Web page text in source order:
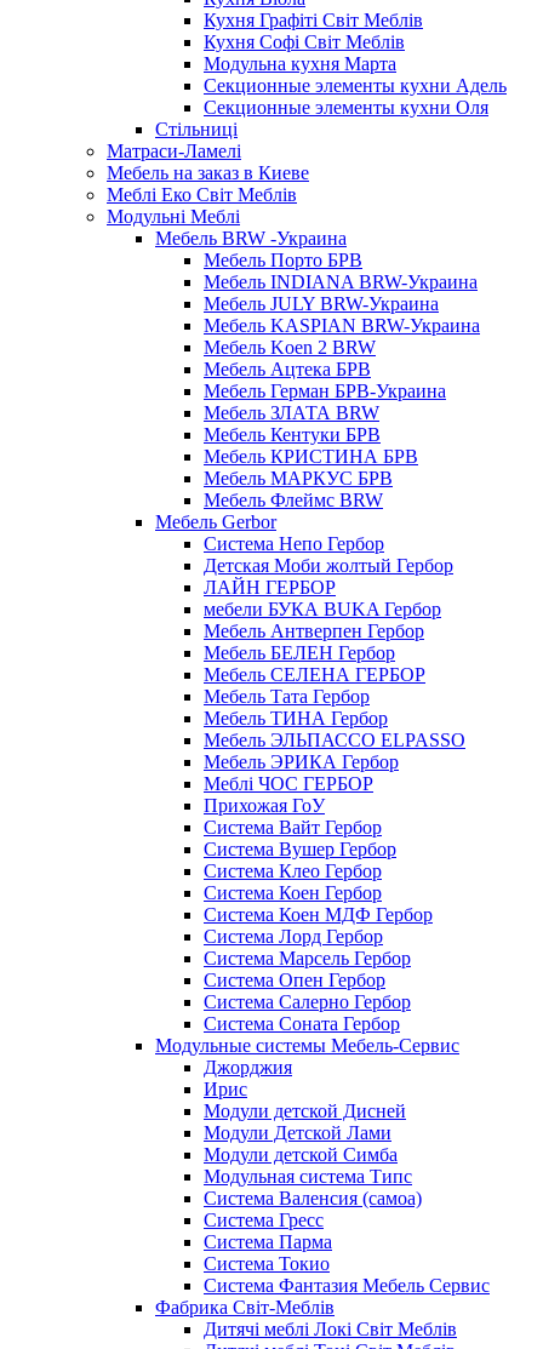
Кухня Графіті Світ Меблів
Кухня Софі Світ Меблів
Модульна кухня Марта
Секционные элементы кухни Адель
Секционные элементы кухни Оля
Стільниці
Матраси-Ламелі
Мебель на заказ в Киеве
Меблі Еко Світ Меблів
Модульні Меблі
Мебель BRW -Украина
Мебель Порто БРВ
Мебель INDIANA BRW-Украина
Мебель JULY BRW-Украина
Мебель KASPIAN BRW-Украина
Мебель Koen 2 BRW
Мебель Ацтека БРВ
Мебель Герман БРВ-Украина
Мебель ЗЛАТА BRW
Мебель Кентуки БРВ
Мебель КРИСТИНА БРВ
Мебель МАРКУС БРВ
Мебель Флеймс BRW
Мебель Gerbor
Cистема Непо Гербор
Детская Моби жолтый Гербор
ЛАЙН ГЕРБОР
мебели БУКА BUKA Гербор
Мебель Антверпен Гербор
Мебель БЕЛЕН Гербор
Мебель СЕЛЕНА ГЕРБОР
Мебель Тата Гербор
Мебель ТИНА Гербор
Мебель ЭЛЬПАССО ELPASSO
Мебель ЭРИКА Гербор
Меблі ЧОС ГЕРБОР
Прихожая ГоУ
Система Вайт Гербор
Система Вушер Гербор
Система Клео Гербор
Система Коен Гербор
Система Коен МДФ Гербор
Система Лорд Гербор
Система Марсель Гербор
Система Опен Гербор
Система Салерно Гербор
Система Соната Гербор
Модульные системы Мебель-Сервис
Джорджия
Ирис
Модули детской Дисней
Модули Детской Лами
Модули детской Симба
Модульная система Типс
Система Валенсия (самоа)
Система Гресс
Система Парма
Система Токио
Система Фантазия Мебель Сервис
Фабрика Світ-Меблів
Дитячі меблі Локі Світ Меблів